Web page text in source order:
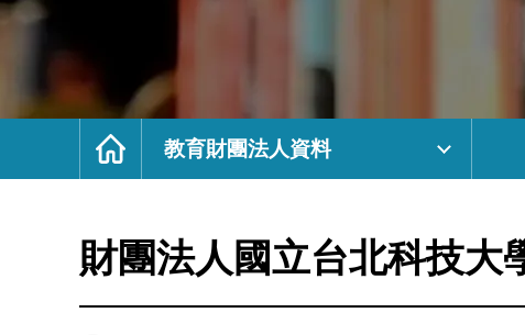
團
法
首
教育財團法人資料
財團法人國立台北科技大